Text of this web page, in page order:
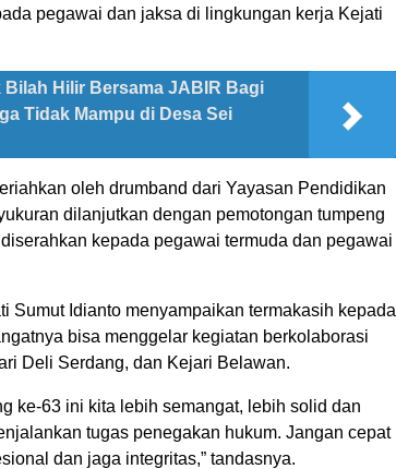
pegawai dan jaksa di lingkungan kerja Kejati
Bilah Hilir Bersama JABIR Bagi
Tidak Mampu di Desa Sei
oleh drumband dari Yayasan Pendidikan
dilanjutkan dengan pemotongan tumpeng
kepada pegawai termuda dan pegawai
Sumut Idianto menyampaikan termakasih kepada
bisa menggelar kegiatan berkolaborasi
Deli Serdang, dan Kejari Belawan.
ke-63 ini kita lebih semangat, lebih solid dan
tugas penegakan hukum. Jangan cepat
dan jaga integritas,” tandasnya.